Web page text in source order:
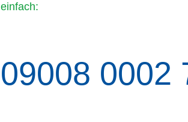
einfach:
09008 0002